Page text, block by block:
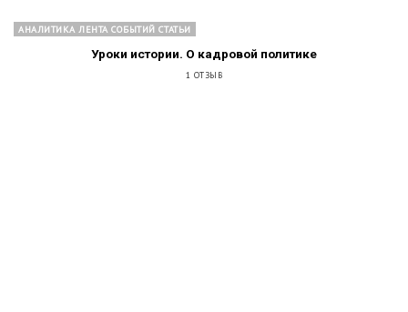
АНАЛИТИКА ЛЕНТА СОБЫТИЙ СТАТЬИ
Уроки истории. О кадровой политике
1 ОТЗЫВ